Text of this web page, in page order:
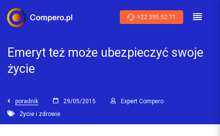
+22 395 52 71
Emeryt też może ubezpieczyć swoje
życie
poradnik 29/05/2015
Expert Compero
Życie i zdrowie